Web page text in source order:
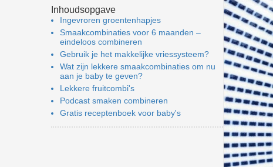
Inhoudsopgave
Ingevroren groentenhapjes
Smaakcombinaties voor 6 maanden –
eindeloos combineren
Gebruik je het makkelijke vriessysteem?
Wat zijn lekkere smaakcombinaties om nu
aan je baby te geven?
Lekkere fruitcombi's
Podcast smaken combineren
Gratis receptenboek voor baby's